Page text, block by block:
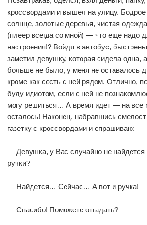
кроссвордами и вышел на улицу. Бодрое
солнце, золотые деревья, чистая
(плеер всегда со мной) — что еще надо
настроения!? Войдя в автобус,
заметил девушку, которая сидела одна,
больше не было, у меня не оставалось
кроме как сесть с ней рядом. Отлично,
буду идиотом, если с ней не
могу решиться… А время идет — на все
осталось! Наконец, набравшись
газетку с кроссвордами и спрашиваю:
— Девушка, у Вас случайно не найдется
ручки?
— Найдется… Сейчас… А вот и ручка!
— Спасибо! Поможете отгадать?